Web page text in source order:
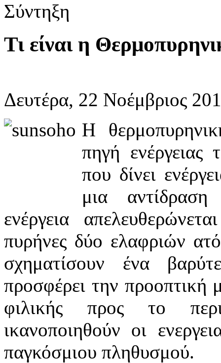
Σύντηξη
Τι είναι η
Δευτέρα, 22 Νοέμβριος
Η
πηγή ενέργειας
που δίνει
μια
ενέργεια
πυρήνες δύο ελαφριών
σχηματίσουν ένα
προσφέρει την προοπτική
φιλικής προς το
ικανοποιηθούν οι
παγκόσμιου πληθυσμού.